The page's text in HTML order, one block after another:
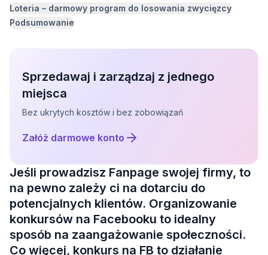
Loteria – darmowy program do losowania zwycięzcy
Podsumowanie
Sprzedawaj i zarządzaj z jednego
miejsca
Bez ukrytych kosztów i bez zobowiązań
Załóż darmowe konto
Jeśli prowadzisz Fanpage swojej firmy, to
na pewno zależy ci na dotarciu do
potencjalnych klientów. Organizowanie
konkursów na Facebooku to idealny
sposób na zaangażowanie społeczności.
Co więcej, konkurs na FB to działanie